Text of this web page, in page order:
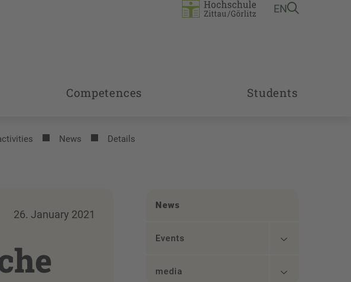
EN
Competences Students
News Details
26. January 2021
News
Events
media